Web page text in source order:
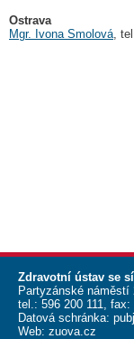
Ostrava
Mgr. Ivona Smolová ,
Zdravotní ústav se
Partyzánské náměstí
tel.: 596 200 111, fax:
Datová schránka:
Web: zuova.cz